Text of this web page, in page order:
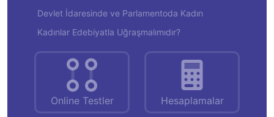
Devlet İdaresinde ve Parlamentoda Kadın
Kadınlar Edebiyatla Uğraşmalımıdır?
Online Testler Hesaplamalar